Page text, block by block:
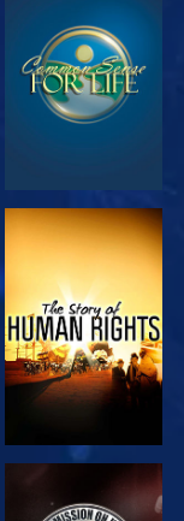
СМОТРЕТЬ
СМОТРЕТЬ